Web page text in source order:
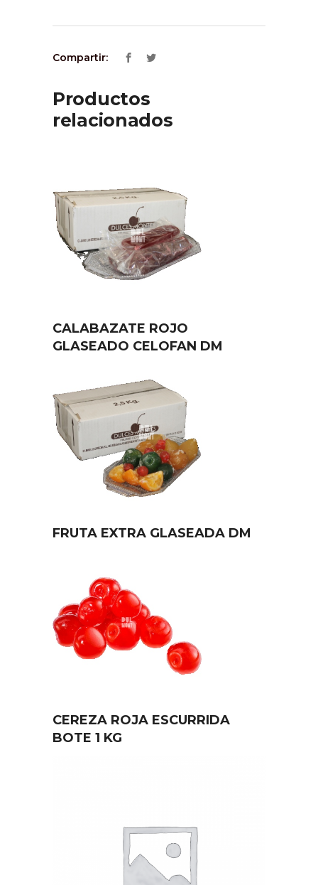
Compartir:
Productos
relacionados
CALABAZATE ROJO
GLASEADO CELOFAN DM
FRUTA EXTRA GLASEADA DM
CEREZA ROJA ESCURRIDA
BOTE 1 KG